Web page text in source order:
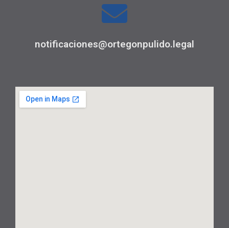
notificaciones@ortegonpulido.legal